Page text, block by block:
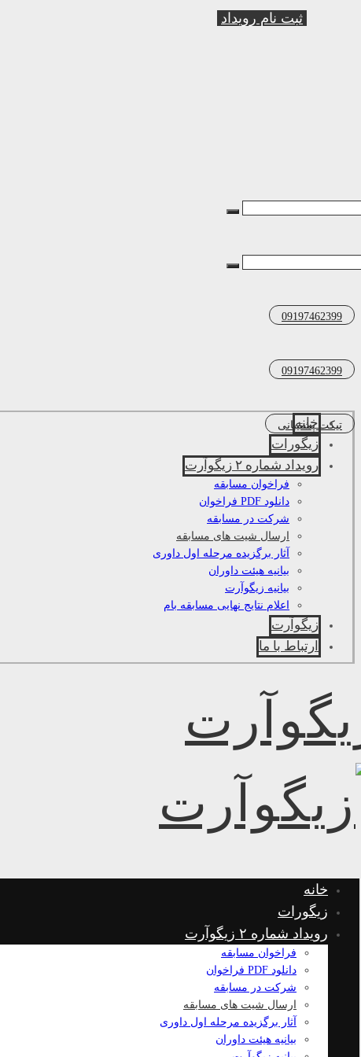
ثبت نام رویداد
09197462399
09197462399
تیکت پشتیبانی
خانه
زیگورات
رویداد شماره ۲ زیگوآرت
فراخوان مسابقه
دانلود PDF فراخوان
شرکت در مسابقه
ارسال شیت های مسابقه
آثار برگزیده مرحله اول داوری
بیانیه هیئت داوران
بیانیه زیگوآرت
اعلام نتایج نهایی مسابقه بام
زیگوآرت
ارتباط با ما
خانه
زیگورات
رویداد شماره ۲ زیگوآرت
فراخوان مسابقه
دانلود PDF فراخوان
شرکت در مسابقه
ارسال شیت های مسابقه
آثار برگزیده مرحله اول داوری
بیانیه هیئت داوران